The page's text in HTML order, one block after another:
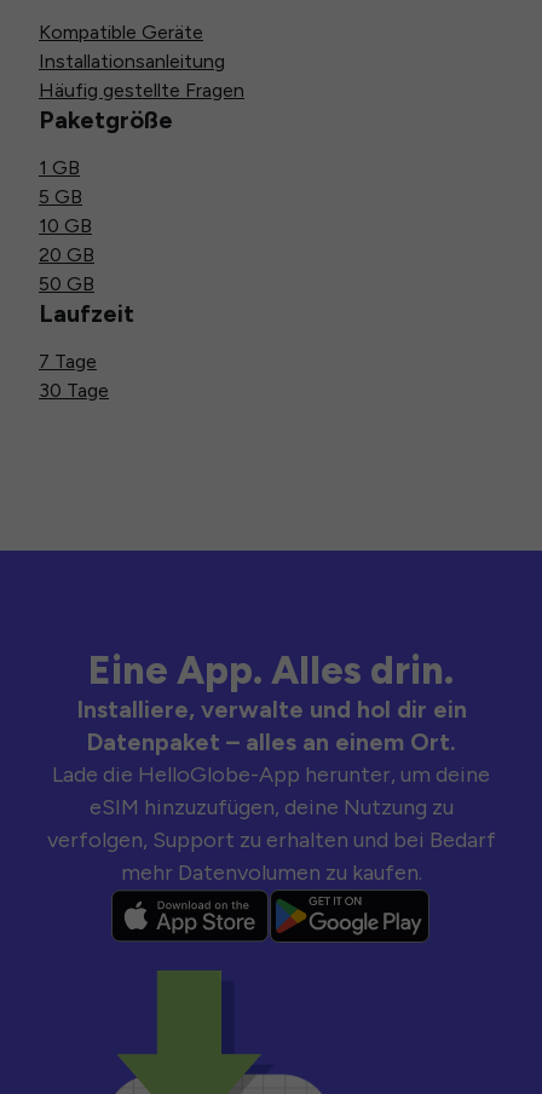
Kompatible Geräte
Installationsanleitung
Häufig gestellte Fragen
Paketgröße
1 GB
5 GB
10 GB
20 GB
50 GB
Laufzeit
7 Tage
30 Tage
Eine App. Alles drin.
Installiere, verwalte und hol dir ein
Datenpaket – alles an einem Ort.
Lade die HelloGlobe-App herunter, um deine
eSIM hinzuzufügen, deine Nutzung zu
verfolgen, Support zu erhalten und bei Bedarf
mehr Datenvolumen zu kaufen.